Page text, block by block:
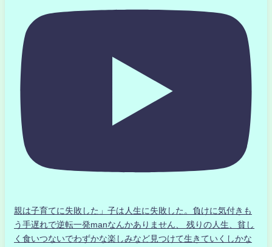
親は子育てに失敗した」子は人生に失敗した。負けに気付きも
う手遅れで逆転一発manなんかありません、 残りの人生、貧し
く食いつないでわずかな楽しみなど見つけて生きていくしかな